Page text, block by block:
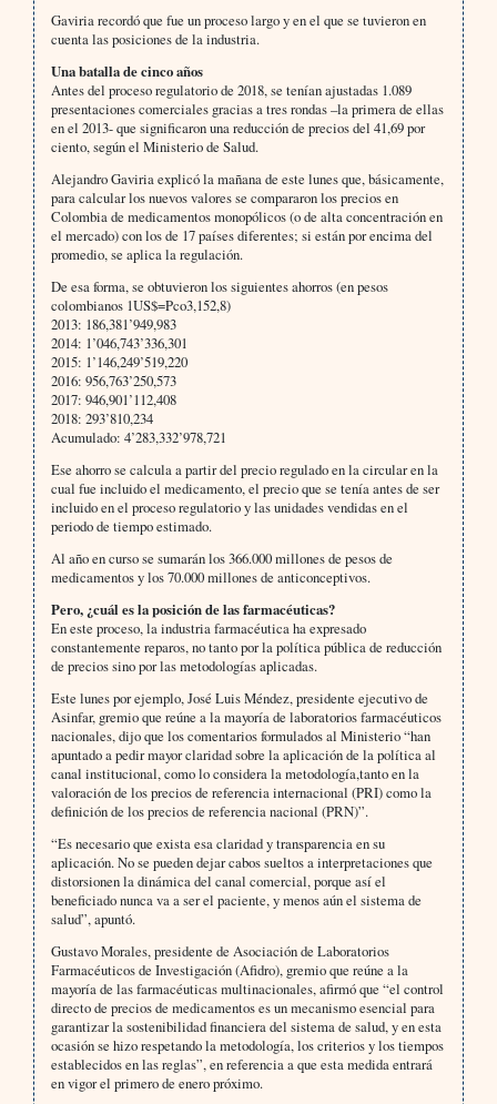
Gaviria recordó que fue un proceso largo y en el que se tuvieron en
cuenta las posiciones de la industria.
Una batalla de cinco años
Antes del proceso regulatorio de 2018, se tenían ajustadas 1.089
presentaciones comerciales gracias a tres rondas –la primera de ellas
en el 2013- que significaron una reducción de precios del 41,69 por
ciento, según el Ministerio de Salud.
Alejandro Gaviria explicó la mañana de este lunes que, básicamente,
para calcular los nuevos valores se compararon los precios en
Colombia de medicamentos monopólicos (o de alta concentración en
el mercado) con los de 17 países diferentes; si están por encima del
promedio, se aplica la regulación.
De esa forma, se obtuvieron los siguientes ahorros (en pesos
colombianos 1US$=Pco3,152,8)
2013: 186,381’949,983
2014: 1’046,743’336,301
2015: 1’146,249’519,220
2016: 956,763’250,573
2017: 946,901’112,408
2018: 293’810,234
Acumulado: 4’283,332’978,721
Ese ahorro se calcula a partir del precio regulado en la circular en la
cual fue incluido el medicamento, el precio que se tenía antes de ser
incluido en el proceso regulatorio y las unidades vendidas en el
periodo de tiempo estimado.
Al año en curso se sumarán los 366.000 millones de pesos de
medicamentos y los 70.000 millones de anticonceptivos.
Pero, ¿cuál es la posición de las farmacéuticas?
En este proceso, la industria farmacéutica ha expresado
constantemente reparos, no tanto por la política pública de reducción
de precios sino por las metodologías aplicadas.
Este lunes por ejemplo, José Luis Méndez, presidente ejecutivo de
Asinfar, gremio que reúne a la mayoría de laboratorios farmacéuticos
nacionales, dijo que los comentarios formulados al Ministerio “han
apuntado a pedir mayor claridad sobre la aplicación de la política al
canal institucional, como lo considera la metodología,tanto en la
valoración de los precios de referencia internacional (PRI) como la
definición de los precios de referencia nacional (PRN)”.
“Es necesario que exista esa claridad y transparencia en su
aplicación. No se pueden dejar cabos sueltos a interpretaciones que
distorsionen la dinámica del canal comercial, porque así el
beneficiado nunca va a ser el paciente, y menos aún el sistema de
salud”, apuntó.
Gustavo Morales, presidente de Asociación de Laboratorios
Farmacéuticos de Investigación (Afidro), gremio que reúne a la
mayoría de las farmacéuticas multinacionales, afirmó que “el control
directo de precios de medicamentos es un mecanismo esencial para
garantizar la sostenibilidad financiera del sistema de salud, y en esta
ocasión se hizo respetando la metodología, los criterios y los tiempos
establecidos en las reglas”, en referencia a que esta medida entrará
en vigor el primero de enero próximo.